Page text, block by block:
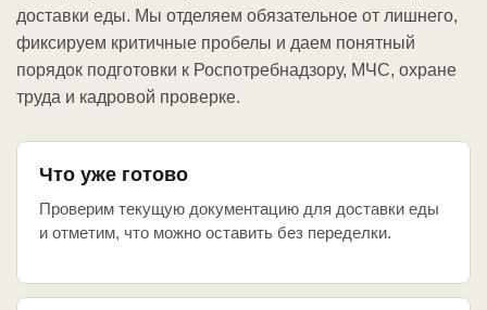
доставки еды. Мы отделяем обязательное от лишнего,
фиксируем критичные пробелы и даем понятный
порядок подготовки к Роспотребнадзору, МЧС, охране
труда и кадровой проверке.
Что уже готово
Проверим текущую документацию для доставки еды
и отметим, что можно оставить без переделки.